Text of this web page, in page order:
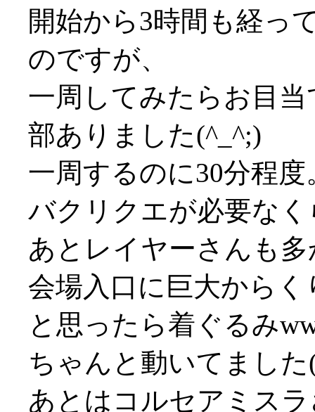
開始から3時間も経っ
のですが、
一周してみたらお目
部ありました(^_^;)
一周するのに30分程
バクリクエが必要な
あとレイヤーさんも
会場入口に巨大から
と思ったら着ぐるみ
ちゃんと動いてました
あとはコルセアミス